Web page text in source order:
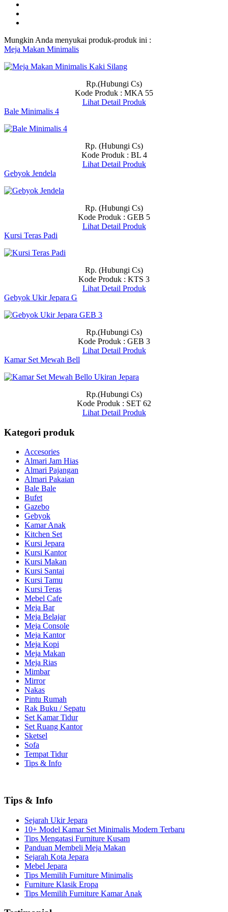
Mungkin Anda menyukai produk-produk ini :
Meja Makan Minimalis
Rp.(Hubungi Cs)
Kode Produk : MKA 55
Lihat Detail Produk
Bale Minimalis 4
Rp. (Hubungi Cs)
Kode Produk : BL 4
Lihat Detail Produk
Gebyok Jendela
Rp. (Hubungi Cs)
Kode Produk : GEB 5
Lihat Detail Produk
Kursi Teras Padi
Rp. (Hubungi Cs)
Kode Produk : KTS 3
Lihat Detail Produk
Gebyok Ukir Jepara G
Rp.(Hubungi Cs)
Kode Produk : GEB 3
Lihat Detail Produk
Kamar Set Mewah Bell
Rp.(Hubungi Cs)
Kode Produk : SET 62
Lihat Detail Produk
Kategori produk
Accesories
Almari Jam Hias
Almari Pajangan
Almari Pakaian
Bale Bale
Bufet
Gazebo
Gebyok
Kamar Anak
Kitchen Set
Kursi Jepara
Kursi Kantor
Kursi Makan
Kursi Santai
Kursi Tamu
Kursi Teras
Mebel Cafe
Meja Bar
Meja Belajar
Meja Console
Meja Kantor
Meja Kopi
Meja Makan
Meja Rias
Mimbar
Mirror
Nakas
Pintu Rumah
Rak Buku / Sepatu
Set Kamar Tidur
Set Ruang Kantor
Sketsel
Sofa
Tempat Tidur
Tips & Info
Tips & Info
Sejarah Ukir Jepara
10+ Model Kamar Set Minimalis Modern Terbaru
Tips Mengatasi Furniture Kusam
Panduan Membeli Meja Makan
Sejarah Kota Jepara
Mebel Jepara
Tips Memilih Furniture Minimalis
Furniture Klasik Eropa
Tips Memilih Furniture Kamar Anak